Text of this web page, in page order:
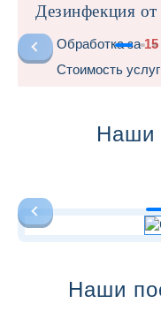
Дезинфекция
Обработка за
Стоимость
Наши
Наши